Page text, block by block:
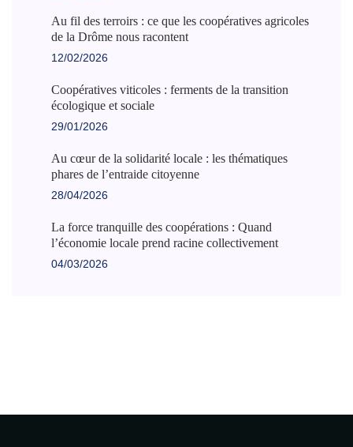
Au fil des terroirs : ce que les coopératives agricoles
de la Drôme nous racontent
12/02/2026
Coopératives viticoles : ferments de la transition
écologique et sociale
29/01/2026
Au cœur de la solidarité locale : les thématiques
phares de l’entraide citoyenne
28/04/2026
La force tranquille des coopérations : Quand
l’économie locale prend racine collectivement
04/03/2026